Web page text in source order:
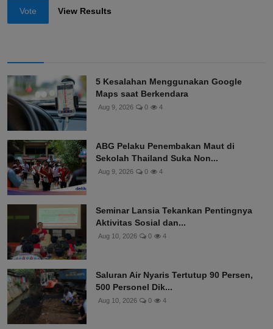
Vote View Results
5 Kesalahan Menggunakan Google
Maps saat Berkendara
Aug 9, 2026 0 4
ABG Pelaku Penembakan Maut di
Sekolah Thailand Suka Non...
Aug 9, 2026 0 4
Seminar Lansia Tekankan Pentingnya
Aktivitas Sosial dan...
Aug 10, 2026 0 4
Saluran Air Nyaris Tertutup 90 Persen,
500 Personel Dik...
Aug 10, 2026 0 4